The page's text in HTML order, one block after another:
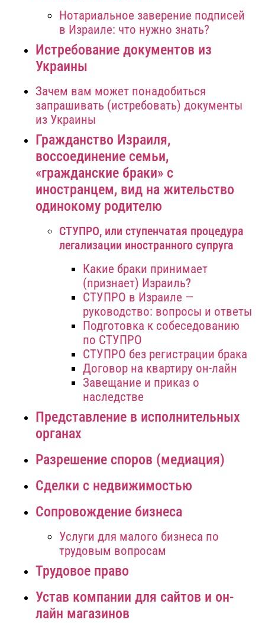
Нотариальное заверение подписей
в Израиле: что нужно знать?
Истребование документов из
Украины
Зачем вам может понадобиться
запрашивать (истребовать) документы
из Украины
Гражданство Израиля,
воссоединение семьи,
«гражданские браки» с
иностранцем, вид на жительство
одинокому родителю
СТУПРО, или ступенчатая процедура
легализации иностранного супруга
Какие браки принимает
(признает) Израиль?
СТУПРО в Израиле —
руководство: вопросы и ответы
Подготовка к собеседованию
по СТУПРО
СТУПРО без регистрации брака
Договор на квартиру он-лайн
Завещание и приказ о
наследстве
Представление в исполнительных
органах
Разрешение споров (медиация)
Сделки с недвижимостью
Сопровождение бизнеса
Услуги для малого бизнеса по
трудовым вопросам
Трудовое право
Устав компании для сайтов и он-
лайн магазинов